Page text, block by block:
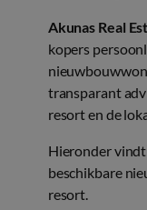
Akunas Real
kopers
transparant
resort en de
Hieronder
beschikbare
resort.